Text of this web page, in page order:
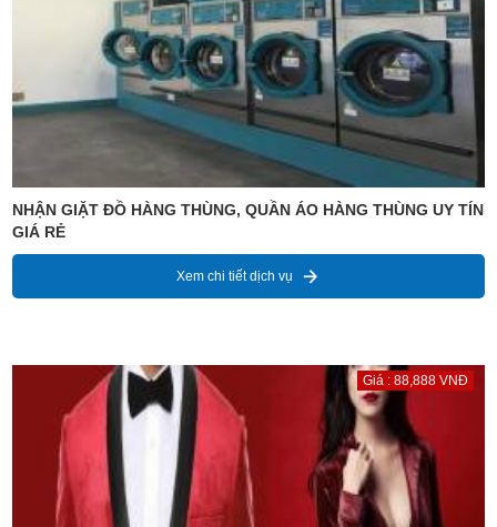
NHẬN GIẶT ĐỒ HÀNG THÙNG, QUẦN ÁO HÀNG THÙNG UY TÍN
GIÁ RẺ
Xem chi tiết dịch vụ
Giá : 88,888 VNĐ